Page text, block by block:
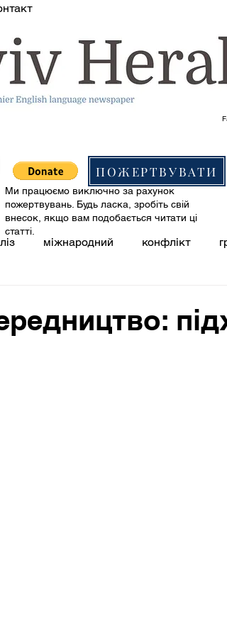
ПОЖЕРТВУВАТИ
Ми працюємо виключно за рахунок
пожертвувань. Будь ласка, зробіть свій
внесок, якщо вам подобається читати ці
статті.
міжнародний конфлікт